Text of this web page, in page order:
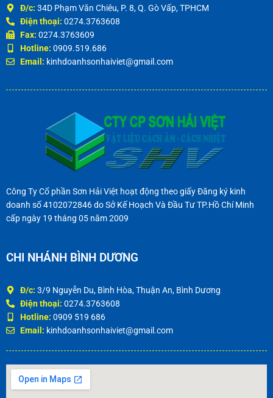
Đ/c: 34D Phạm Văn Chiêu, P. 8, Q. Gò Vấp, TPHCM
Điện thoại: 0274.3763608
Fax: 0274.3763609
Hotline: 0909.519.686
Email: kinhdoanhsonhaiviet@gmail.com
Công Ty Cổ phần Sơn Hải Việt hoạt động theo giấy Đăng ký kinh
doanh số 4102072846 do Sở Kế Hoạch Và Đầu Tư TP.Hồ Chí Minh
cấp ngày 19 tháng 05 năm 2009
CHI NHÁNH BÌNH DƯƠNG
Đ/c: 3/9 Nguyễn Du, Bình Hòa, Thuận An, Bình Dương
Điện thoại: 0274.3763608
Hotline: 0909 519 686
Email: kinhdoanhsonhaiviet@gmail.com